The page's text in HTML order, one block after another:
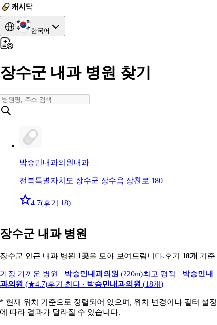
한국어
장수군 내과 병원 찾기
박승민내과의원 내과
전북특별자치도 장수군 장수읍 장천로 180
4.7(후기 18)
장수군 내과 병원
장수군 인근 내과 병원 1곳을 모아 보여드립니다.후기 18개 기준
가장 가까운 병원 · 박승민내과의원 (220m)최고 평점 · 박승민내
과의원 (★4.7)후기 최다 · 박승민내과의원 (18개)
* 현재 위치 기준으로 정렬되어 있으며, 위치 변경이나 필터 설정
에 따라 결과가 달라질 수 있습니다.